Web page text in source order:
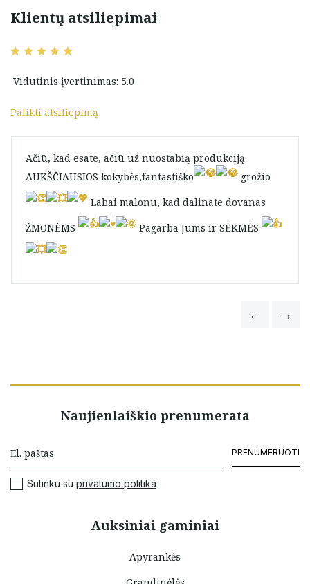
Klientų atsiliepimai
Vidutinis įvertinimas: 5.0
Palikti atsiliepimą
Ačiū, kad esate, ačiū už nuostabią produkciją
AUKŠČIAUSIOS kokybės,fantastiško
grožio
Labai malonu, kad dalinate dovanas
ŽMONĖMS
Pagarba Jums ir SĖKMĖS
Auksiniai gaminiai
Apyrankės
Naujienlaiškio prenumerata
PRENUMERUOTI
Sutinku su privatumo politika